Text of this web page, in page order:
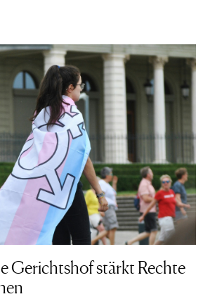
Gerichtshof stärkt Rechte